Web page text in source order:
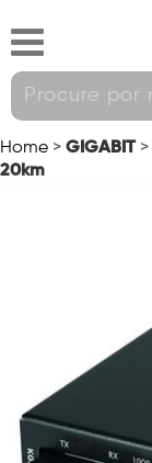
Home > GIGABIT >
20km